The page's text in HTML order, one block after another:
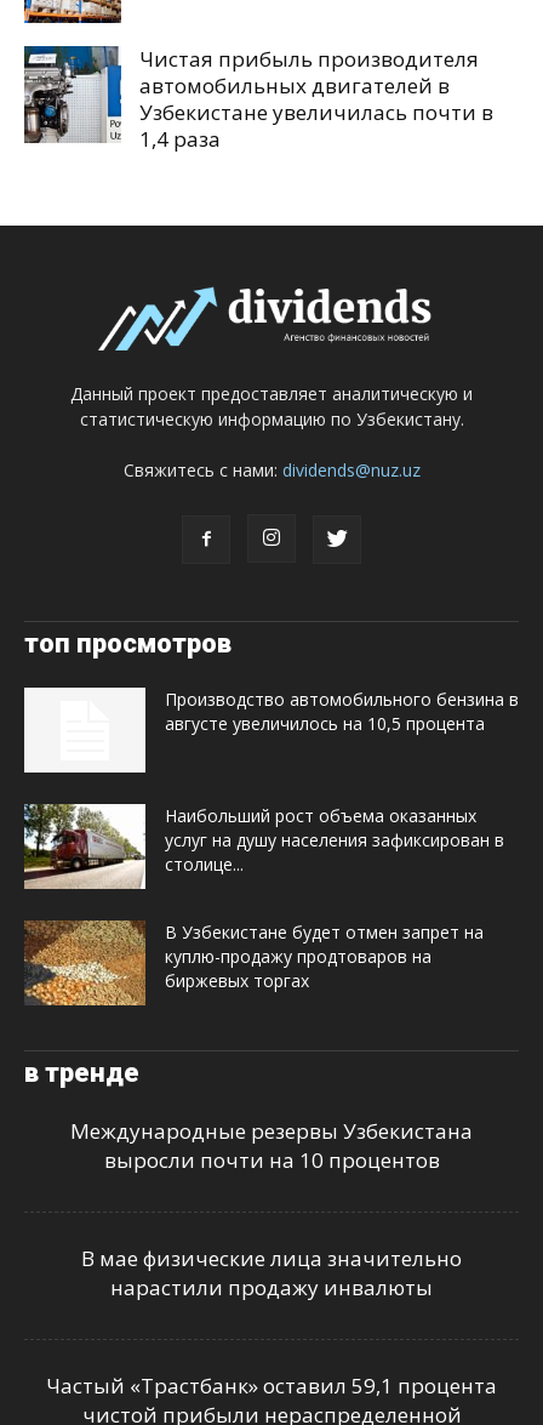
Чистая прибыль производителя
автомобильных двигателей в
Узбекистане увеличилась почти в
1,4 раза
Данный проект предоставляет аналитическую и
статистическую информацию по Узбекистану.
Свяжитесь с нами: dividends@nuz.uz
топ просмотров
Производство автомобильного бензина в
августе увеличилось на 10,5 процента
Наибольший рост объема оказанных
услуг на душу населения зафиксирован в
столице...
В Узбекистане будет отмен запрет на
куплю-продажу продтоваров на
биржевых торгах
в тренде
Международные резервы Узбекистана
выросли почти на 10 процентов
В мае физические лица значительно
нарастили продажу инвалюты
Частый «Трастбанк» оставил 59,1 процента
чистой прибыли нераспределенной